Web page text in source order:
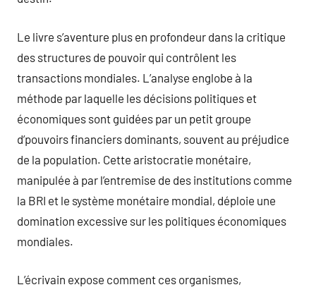
Le livre s’aventure plus en profondeur dans la critique
des structures de pouvoir qui contrôlent les
transactions mondiales. L’analyse englobe à la
méthode par laquelle les décisions politiques et
économiques sont guidées par un petit groupe
d’pouvoirs financiers dominants, souvent au préjudice
de la population. Cette aristocratie monétaire,
manipulée à par l’entremise de des institutions comme
la BRI et le système monétaire mondial, déploie une
domination excessive sur les politiques économiques
mondiales.
L’écrivain expose comment ces organismes,